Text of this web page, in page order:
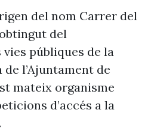
del nom Carrer del
del
públiques de la
l’Ajuntament de
mateix organisme
d’accés a la